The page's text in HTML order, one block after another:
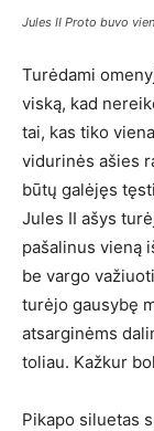
Jules II Proto buvo
Turėdami
viską, kad
tai, kas tiko
vidurinės ašies
būtų galėjęs
Jules II ašys
pašalinus vieną
be vargo
turėjo gausybę
atsarginėms
toliau. Kažkur
Pikapo siluetas